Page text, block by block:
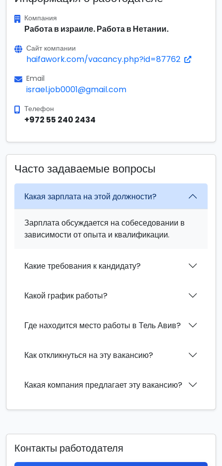
Компания
Работа в израиле. Работа в Нетании.
Сайт компании
haifawork.com/vacancy.php?id=87762
Email
israel.job0001@gmail.com
Телефон
+972 55 240 2434
Часто задаваемые вопросы
Какая зарплата на этой должности?
Зарплата обсуждается на собеседовании в
зависимости от опыта и квалификации.
Какие требования к кандидату?
Какой график работы?
Где находится место работы в Тель Авив?
Как откликнуться на эту вакансию?
Какая компания предлагает эту вакансию?
Контакты работодателя